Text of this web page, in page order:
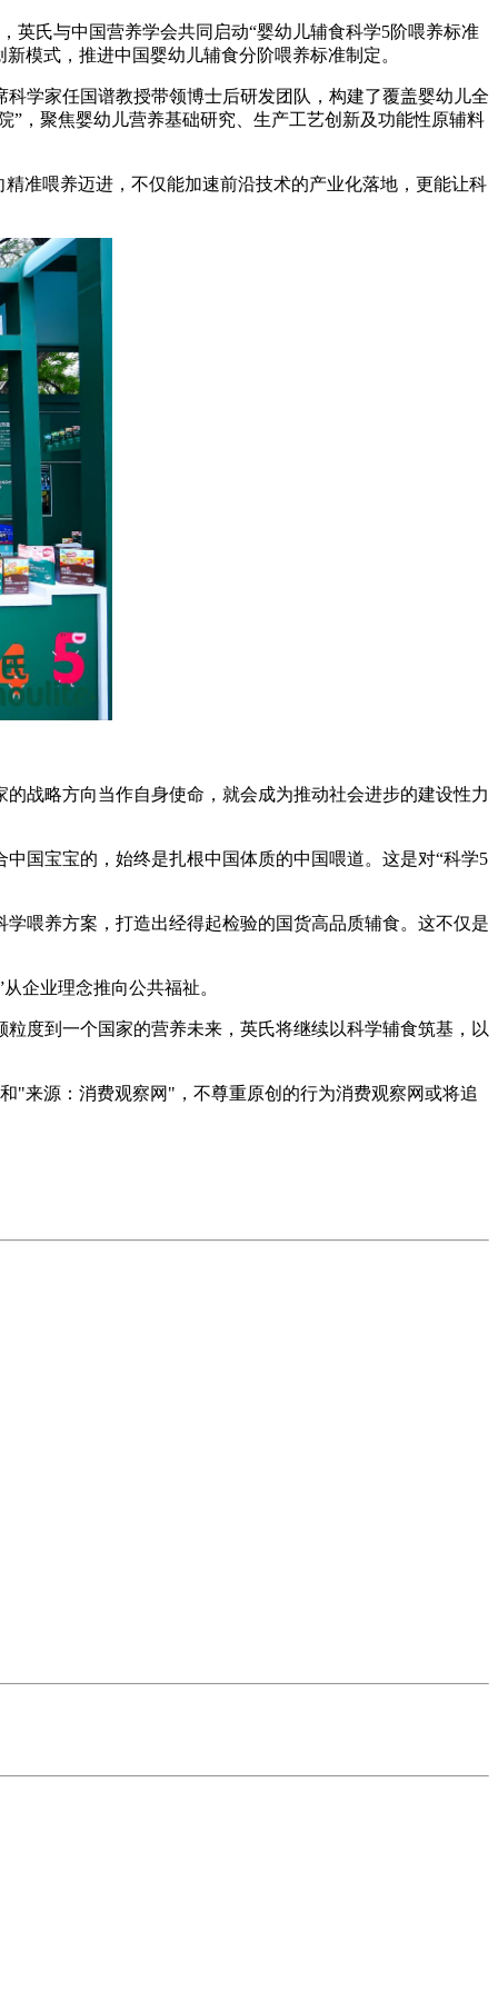
英氏与中国营养学会共同启动“婴幼儿辅食科学5阶喂养标准
模式，推进中国婴幼儿辅食分阶喂养标准制定。
学家任国谱教授带领博士后研发团队，构建了覆盖婴幼儿全
”，聚焦婴幼儿营养基础研究、生产工艺创新及功能性原辅料
准喂养迈进，不仅能加速前沿技术的产业化落地，更能让科
战略方向当作自身使命，就会成为推动社会进步的建设性力
国宝宝的，始终是扎根中国体质的中国喂道。这是对“科学5
喂养方案，打造出经得起检验的国货高品质辅食。这不仅是
企业理念推向公共福祉。
度到一个国家的营养未来，英氏将继续以科学辅食筑基，以
"来源：消费观察网"，不尊重原创的行为消费观察网或将追